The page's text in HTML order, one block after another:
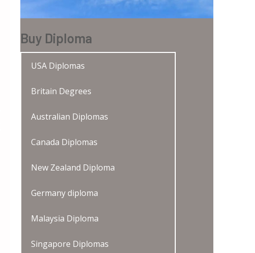
Buy Diploma
USA Diplomas
Britain Degrees
Australian Diplomas
Canada Diplomas
New Zealand Diploma
Germany diploma
Malaysia Diploma
Singapore Diplomas